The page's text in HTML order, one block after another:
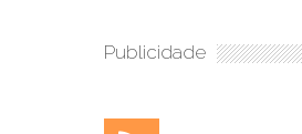
Publicidade